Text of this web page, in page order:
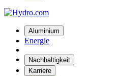
Aluminium
Energie
Nachhaltigkeit
Karriere